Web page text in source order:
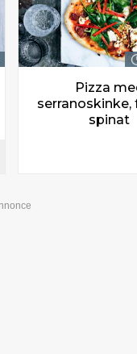
Pizza
serranoskinke,
spinat